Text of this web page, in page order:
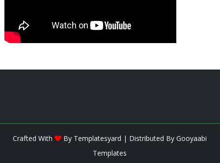
Crafted With By Templatesyard | Distributed ByGooyaabi
Templates